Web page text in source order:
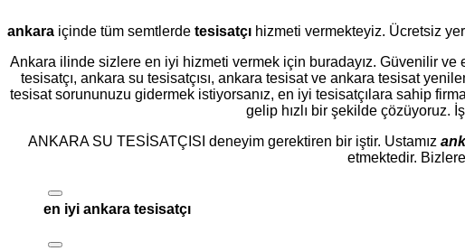
ankara içinde tüm semtlerde tesisatçı hizmeti vermekteyiz. Ücretsiz
Ankara ilinde sizlere en iyi hizmeti vermek için buradayız. Güvenilir ve
tesisatçı, ankara su tesisatçısı, ankara tesisat ve ankara tesisat
tesisat sorununuzu gidermek istiyorsanız, en iyi tesisatçılara sahip
gelip hızlı bir şekilde çözüyoruz.
ANKARA SU TESİSATÇISI deneyim gerektiren bir iştir. Ustamız
etmektedir.
en iyi ankara tesisatçı